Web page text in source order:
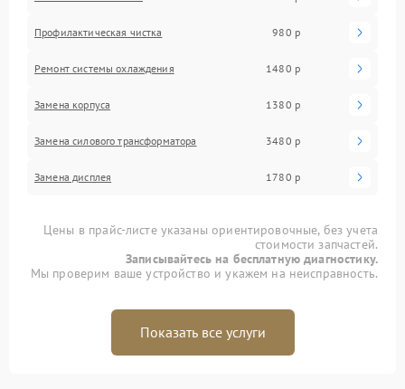
Профилактическая чистка 980 р
Ремонт системы охлаждения 1480 р
Замена корпуса 1380 р
Замена силового трансформатора 3480 р
Замена дисплея 1780 р
Цены в прайс-листе указаны ориентировочные, без учета
стоимости запчастей.
Записывайтесь на бесплатную диагностику.
Мы проверим ваше устройство и укажем на неисправность.
Показать все услуги